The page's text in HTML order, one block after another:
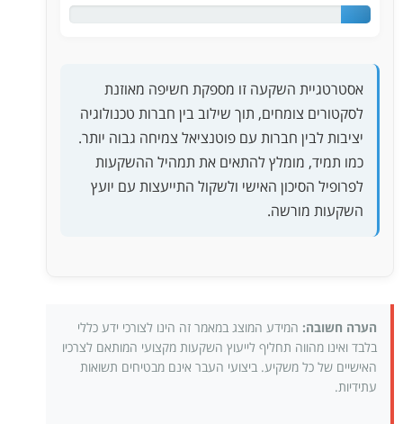
אסטרטגיית השקעה זו מספקת חשיפה מאוזנת
לסקטורים צומחים, תוך שילוב בין חברות טכנולוגיה
יציבות לבין חברות עם פוטנציאל צמיחה גבוה יותר.
כמו תמיד, מומלץ להתאים את תמהיל ההשקעות
לפרופיל הסיכון האישי ולשקול התייעצות עם יועץ
השקעות מורשה.
הערה חשובה: המידע המוצג במאמר זה הינו לצורכי ידע כללי
בלבד ואינו מהווה תחליף לייעוץ השקעות מקצועי המותאם לצרכיו
האישיים של כל משקיע. ביצועי העבר אינם מבטיחים תשואות
עתידיות.